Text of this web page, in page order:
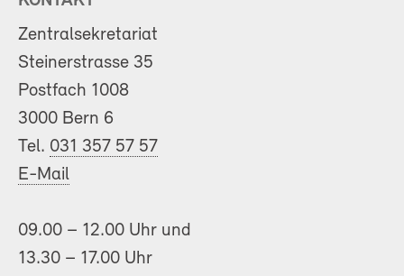
Zentralsekretariat
Steinerstrasse 35
Postfach 1008
3000 Bern 6
Tel. 031 357 57 57
E-Mail
09.00 – 12.00 Uhr und
13.30 – 17.00 Uhr